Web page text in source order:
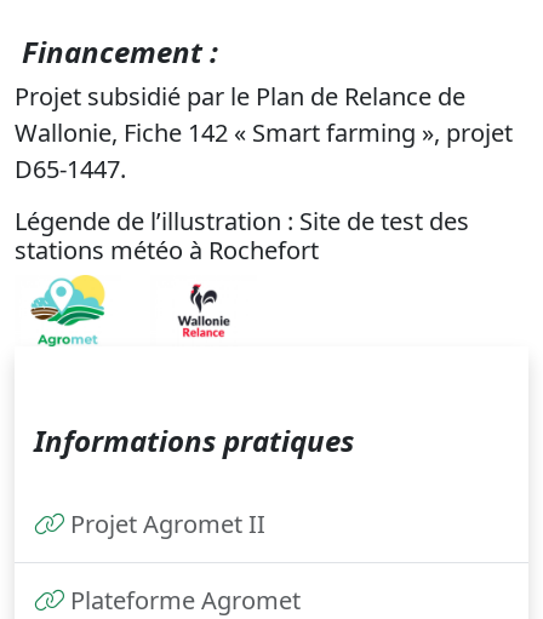
Financement :
Projet subsidié par le Plan de Relance de
Wallonie, Fiche 142 « Smart farming », projet
D65-1447.
Légende de l’illustration : Site de test des
stations météo à Rochefort
Informations pratiques
Projet Agromet II
Plateforme Agromet